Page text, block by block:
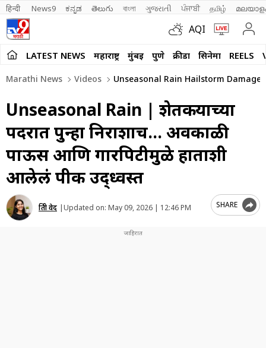
हिन्दी News9 ಕನ್ನಡ తెలుగు বাংলা ગુજરાતી ਪੰਜਾਬੀ தமிழ்
AQI
LATEST NEWS महाराष्ट्र मुंबई पुणे क्रीडा सिनेमा REELS
Marathi News Videos Unseasonal Rain Hailstorm
Unseasonal Rain | शेतकऱ्याच्या
पदरात पुन्हा निराशाच… अवकाळी
पाऊस आणि गारपिटीमुळे हाताशी
आलेलं पीक उद्ध्वस्त
प्रिती वेद |Updated on: May 09, 2026 | 12:46 PM SHARE